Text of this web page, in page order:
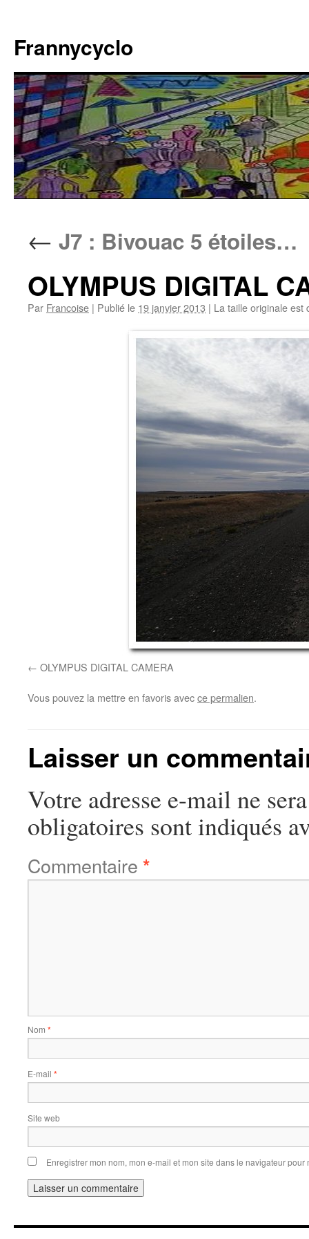
contenu
Frannycyclo
← J7 : Bivouac 5 étoiles…
OLYMPUS DIGITAL
Par Francoise | Publié le 19 janvier 2013 | La taille originale est
OLYMPUS DIGITAL CAMERA
Vous pouvez la mettre en favoris avecce permalien.
Laisser un
Votre adresse e-mail ne
obligatoires sont indiqués
Commentaire *
Nom *
E-mail *
Site web
Enregistrer mon nom, mon e-mail et mon site dans le navigateur